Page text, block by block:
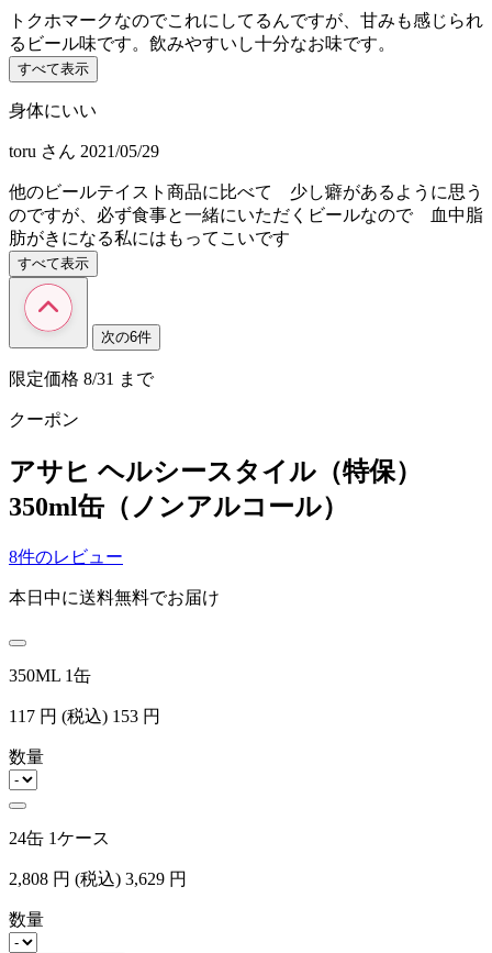
トクホマークなのでこれにしてるんですが、甘みも感じられ
るビール味です。飲みやすいし十分なお味です。
すべて表示
身体にいい
toru さん 2021/05/29
他のビールテイスト商品に比べて 少し癖があるように思う
のですが、必ず食事と一緒にいただくビールなので 血中脂
肪がきになる私にはもってこいです
すべて表示
次の6件
限定価格 8/31 まで
クーポン
アサヒ ヘルシースタイル（特保）
350ml缶（ノンアルコール）
8件のレビュー
本日中に送料無料でお届け
350ML 1缶
117 円 (税込) 153 円
数量
24缶 1ケース
2,808 円 (税込) 3,629 円
数量